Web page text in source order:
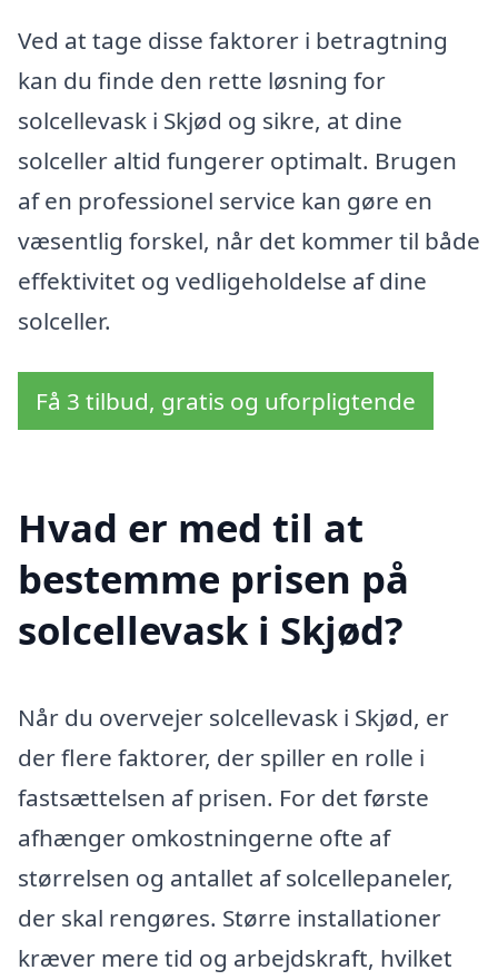
Ved at tage disse faktorer i betragtning
kan du finde den rette løsning for
solcellevask i Skjød og sikre, at dine
solceller altid fungerer optimalt. Brugen
af en professionel service kan gøre en
væsentlig forskel, når det kommer til både
effektivitet og vedligeholdelse af dine
solceller.
Få 3 tilbud, gratis og uforpligtende
Hvad er med til at
bestemme prisen på
solcellevask i Skjød?
Når du overvejer solcellevask i Skjød, er
der flere faktorer, der spiller en rolle i
fastsættelsen af prisen. For det første
afhænger omkostningerne ofte af
størrelsen og antallet af solcellepaneler,
der skal rengøres. Større installationer
kræver mere tid og arbejdskraft, hvilket